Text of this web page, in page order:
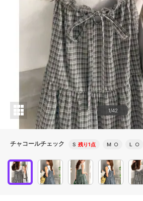
1/42
チャコールチェック S 残り1点 M ○ L ○